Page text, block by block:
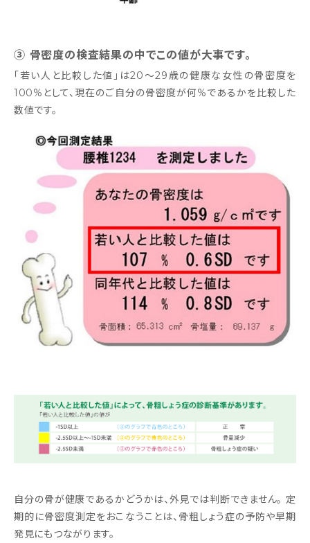
③ 骨密度の検査結果の中でこの値が大事です。
「若い人と比較した値」は20～29歳の健康な女性の骨密度を
100%として、現在のご自分の骨密度が何%であるかを比較した
数値です。
自分の骨が健康であるかどうかは、外見では判断できません。 定
期的に骨密度測定をおこなうことは、骨粗しょう症の予防や早期
発見にもつながります。